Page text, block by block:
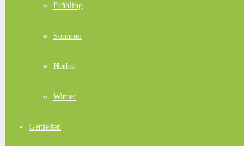
Frühling
Sommer
Herbst
Winter
Genießen